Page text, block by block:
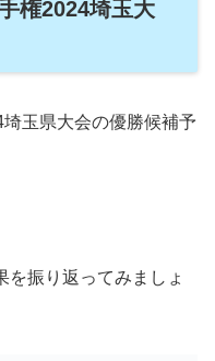
権2024埼玉大
玉県大会の優勝候補予
を振り返ってみましょ